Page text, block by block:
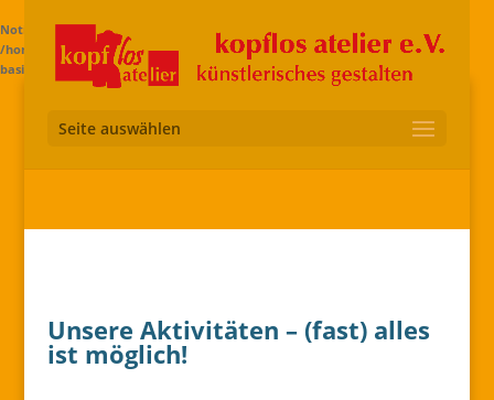
Notice
: Trying to access array offset on value of type bool in
/home/kopggdle/www.kopflos-ev.de/wp-content/themes/di-
basis/includes/builder/functions.phpon line2583
Seite auswählen
Unsere Aktivitäten – (fast) alles
ist möglich!